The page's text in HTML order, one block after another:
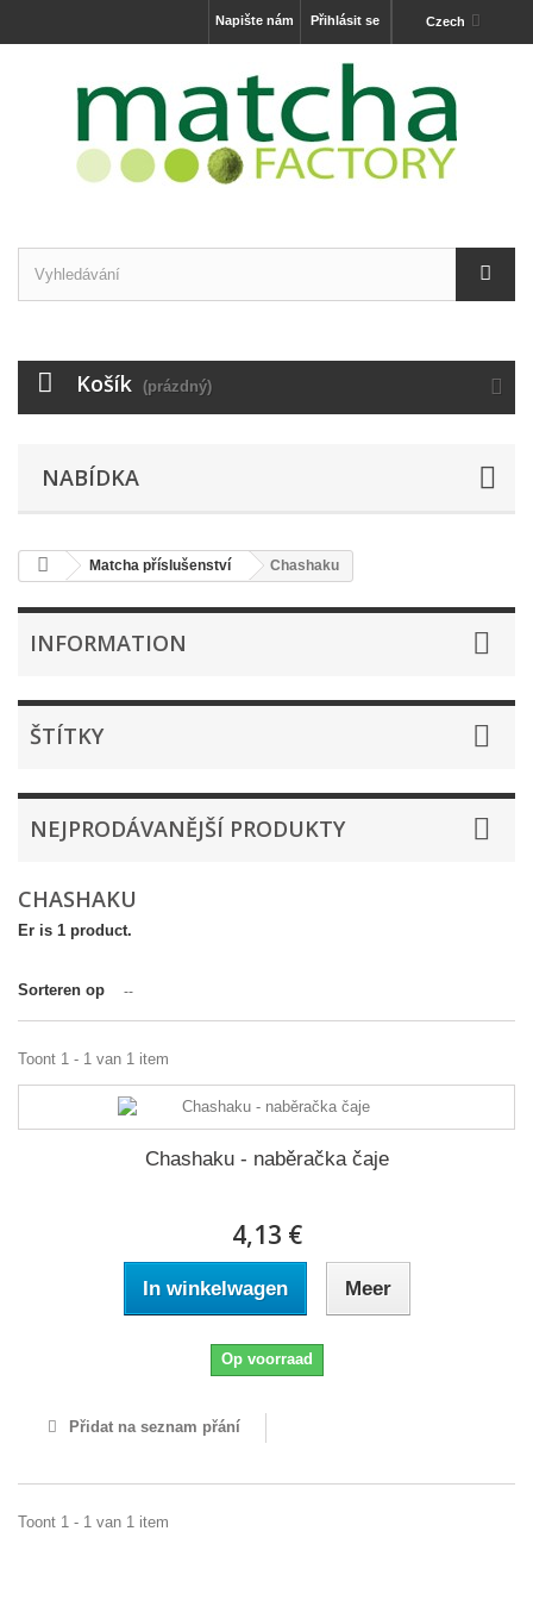
Czech
Přihlásit se
Napište nám
Košík (prázdný)
NABÍDKA
Matcha příslušenství Chashaku
INFORMATION
ŠTÍTKY
NEJPRODÁVANĚJŠÍ PRODUKTY
CHASHAKU
Er is 1 product.
Sorteren op --
Toont 1 - 1 van 1 item
Chashaku - naběračka čaje
4,13 €
In winkelwagen Meer
Op voorraad
Přidat na seznam přání
Toont 1 - 1 van 1 item